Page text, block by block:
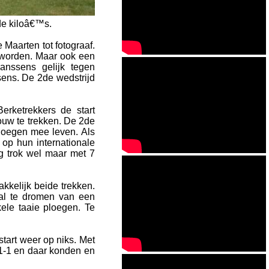
kiloâ€™s.
tot fotograaf.
Maar ook een
gelijk tegen
De 2de wedstrijd
de start
te trekken. De 2de
mee leven. Als
hun internationale
trok wel maar met 7
beide trekken.
te dromen van een
taaie ploegen. Te
weer op niks. Met
1 en daar konden en